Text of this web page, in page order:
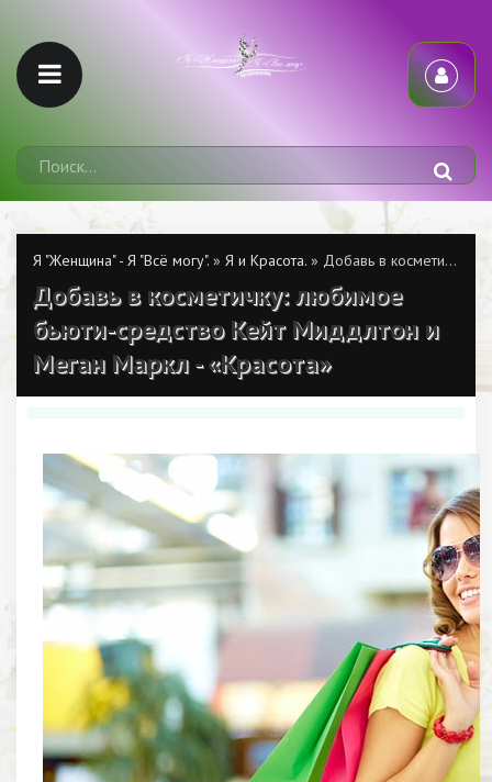
Я "Женщина" - Я "Всё могу". » Я и Красота. » Добавь в косметичку: любимое бьюти-средство Кейт Миддлтон и Меган Маркл - «Красота»
Добавь в косметичку: любимое
бьюти-средство Кейт Миддлтон и
Меган Маркл - «Красота»